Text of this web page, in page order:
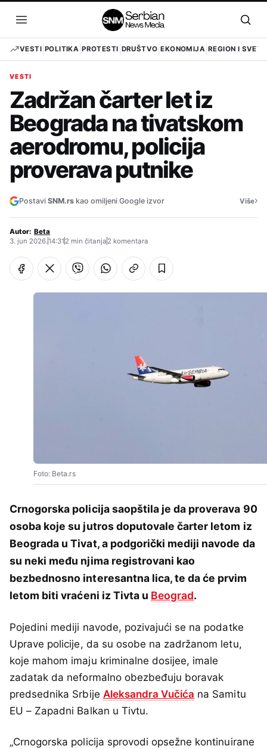
sadržaj
Otvori
meni
VESTI POLITIKA PROTESTI DRUŠTVO EKONOMIJA REGION I SVET
VESTI
Zadržan čarter let iz
Beograda na tivatskom
aerodromu, policija
proverava putnike
Postavi SNM.rs kao omiljeni Google izvor Više›
Autor: Beta
3. jun 2026.14:31 2 min čitanja 2 komentara
Foto: Beta.rs
Crnogorska policija saopštila je da proverava 90
osoba koje su jutros doputovale čarter letom iz
Beograda u Tivat, a podgorički mediji navode da
su neki među njima registrovani kao
bezbednosno interesantna lica, te da će prvim
letom biti vraćeni iz Tivta u Beograd.
Pojedini mediji navode, pozivajući se na podatke
Uprave policije, da su osobe na zadržanom letu,
koje mahom imaju kriminalne dosijee, imale
zadatak da neformalno obezbeđuju boravak
predsednika Srbije Aleksandra Vučića na Samitu
EU – Zapadni Balkan u Tivtu.
„Crnogorska policija sprovodi opsežne kontinuirane